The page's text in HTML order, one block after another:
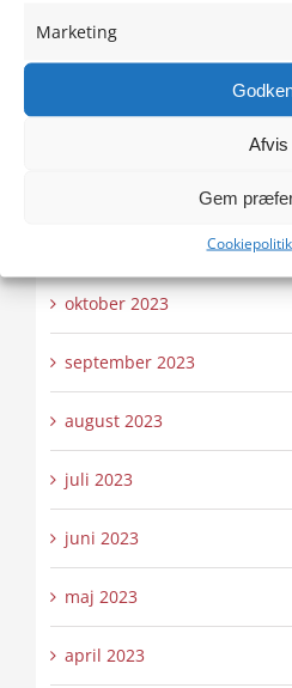
Marketing
Afvis
Gem
Cookiepolitik
februar 2024
oktober 2023
september 2023
august 2023
juli 2023
juni 2023
maj 2023
april 2023